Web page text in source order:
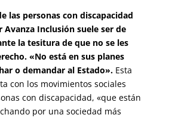
las personas con discapacidad
Avanza Inclusión suele ser de
la tesitura de que no se les
«No está en sus planes
o demandar al Estado».Esta
con los movimientos sociales
con discapacidad, «que están
por una sociedad más